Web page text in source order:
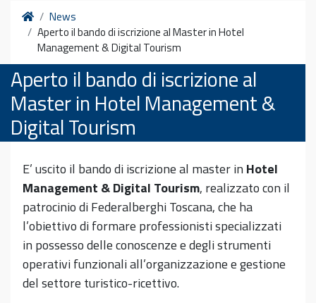
HomeNews
Aperto il bando di iscrizione al Master in Hotel
Management & Digital Tourism
Aperto il bando di iscrizione al
Master in Hotel Management &
Digital Tourism
E’ uscito il bando di iscrizione al master in Hotel
Management & Digital Tourism, realizzato con il
patrocinio di Federalberghi Toscana, che ha
l’obiettivo di formare professionisti specializzati
in possesso delle conoscenze e degli strumenti
operativi funzionali all’organizzazione e gestione
del settore turistico-ricettivo.